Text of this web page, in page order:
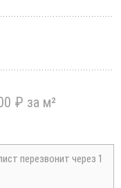
₽ за м²
перезвонит через 1